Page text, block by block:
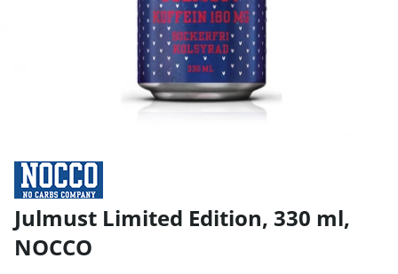
Julmust Limited Edition, 330 ml,
NOCCO